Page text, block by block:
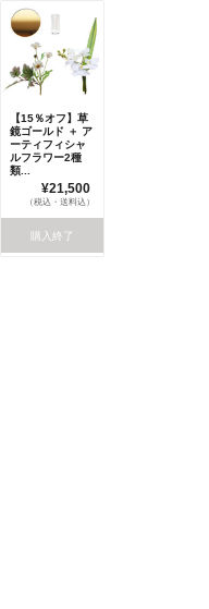
【15％オフ】草
鏡ゴールド ＋ ア
ーティフィシャ
ルフラワー2種
類...
¥21,500
（税込・送料込）
購入終了